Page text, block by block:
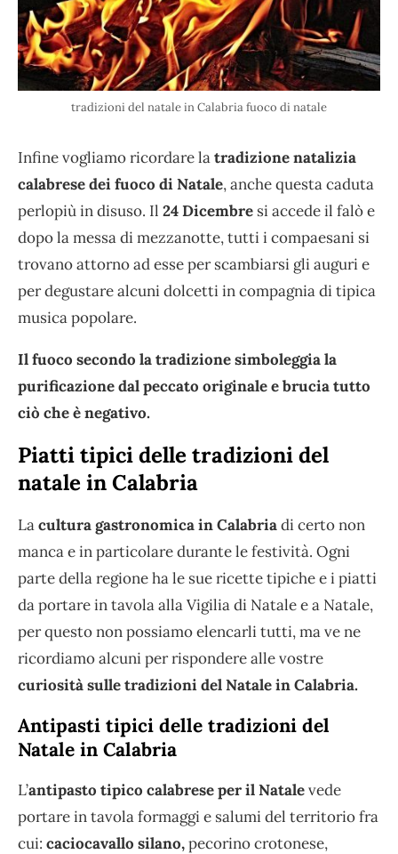
tradizioni del natale in Calabria fuoco di natale
Infine vogliamo ricordare latradizione natalizia
calabrese dei fuoco di Natale, anche questa caduta
perlopiù in disuso. Il 24 Dicembre si accede il falò e
dopo la messa di mezzanotte, tutti i compaesani si
trovano attorno ad esse per scambiarsi gli auguri e
per degustare alcuni dolcetti in compagnia di tipica
musica popolare.
Il fuoco secondo la tradizione simboleggia la
purificazione dal peccato originale e brucia tutto
ciò che è negativo.
Piatti tipici delle tradizioni del
natale in Calabria
Lacultura gastronomica in Calabriadi certo non
manca e in particolare durante le festività. Ogni
parte della regione ha le sue ricette tipiche e i piatti
da portare in tavola alla Vigilia di Natale e a Natale,
per questo non possiamo elencarli tutti, ma ve ne
ricordiamo alcuni per rispondere alle vostre
curiosità sulle tradizioni del Natale in Calabria.
Antipasti tipici delle tradizioni del
Natale in Calabria
L’antipasto tipico calabrese per il Natalevede
portare in tavola formaggi e salumi del territorio fra
cui: caciocavallo silano,pecorino crotonese,